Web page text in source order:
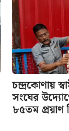
চন্দ্রকোণায়
সংঘের
৮৫তম প্রয়াণ